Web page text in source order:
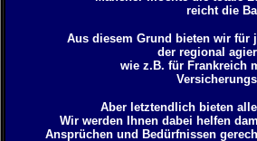
reicht die
Aus diesem Grund bieten wir für
der regional
wie z.B. für Frankreich
Aber letztendlich bieten
Wir werden Ihnen dabei helfen
Ansprüchen und Bedürfnissen